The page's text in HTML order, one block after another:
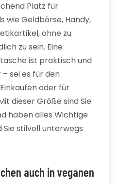
Platz für
wie Geldbörse, Handy,
ohne zu
zu sein. Eine
ist praktisch und
sei es für den
oder für
dieser Größe sind Sie
haben alles Wichtige
stilvoll unterwegs
auch in veganen